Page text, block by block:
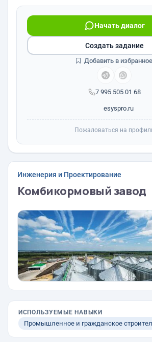
7 995 505 01 68
Начать диалог
esyspro.ru
Создать задание
Добавить в избранное
Пожаловаться на
Инженерия и Проектирование
Комбикормовый завод
ИСПОЛЬЗУЕМЫЕ НАВЫКИ
Промышленное и гражданское